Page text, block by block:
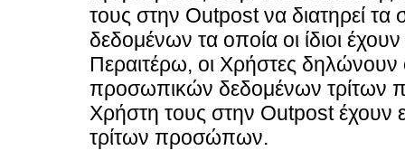
τους στην Outpost να διατηρεί
δεδομένων τα οποία οι ίδιοι
Περαιτέρω, οι Χρήστες δηλώνουν
προσωπικών δεδομένων τρίτων
Χρήστη τους στην Outpost έχουν
τρίτων προσώπων.